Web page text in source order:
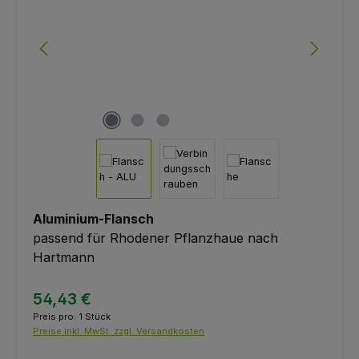
Aluminium-Flansch
passend für Rhodener Pflanzhaue nach
Hartmann
54,43 €
Preis pro: 1 Stück
Preise inkl. MwSt. zzgl. Versandkosten